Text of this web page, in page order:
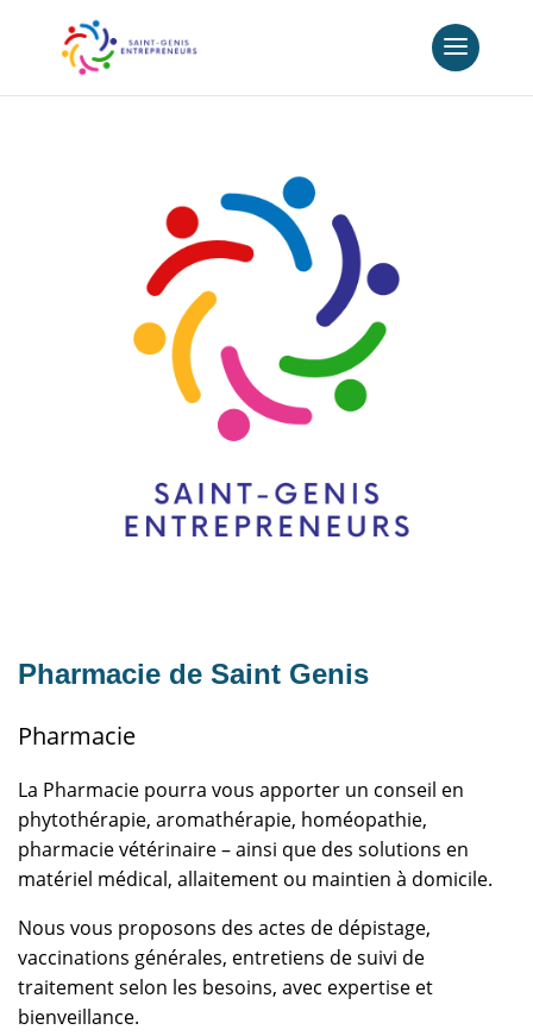
Pharmacie de Saint Genis
Pharmacie
La Pharmacie pourra vous apporter un conseil en
phytothérapie, aromathérapie, homéopathie,
pharmacie vétérinaire – ainsi que des solutions en
matériel médical, allaitement ou maintien à domicile.
Nous vous proposons des actes de dépistage,
vaccinations générales, entretiens de suivi de
traitement selon les besoins, avec expertise et
bienveillance.